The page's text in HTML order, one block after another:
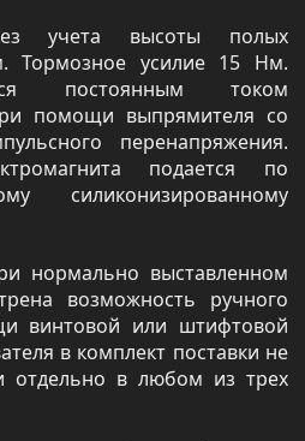
учета высоты полых
Тормозное усилие 15 Нм.
постоянным током
помощи выпрямителя со
перенапряжения.
подается по
силиконизированному
нормально выставленном
возможность ручного
винтовой или штифтовой
в комплект поставки не
отдельно в любом из трех